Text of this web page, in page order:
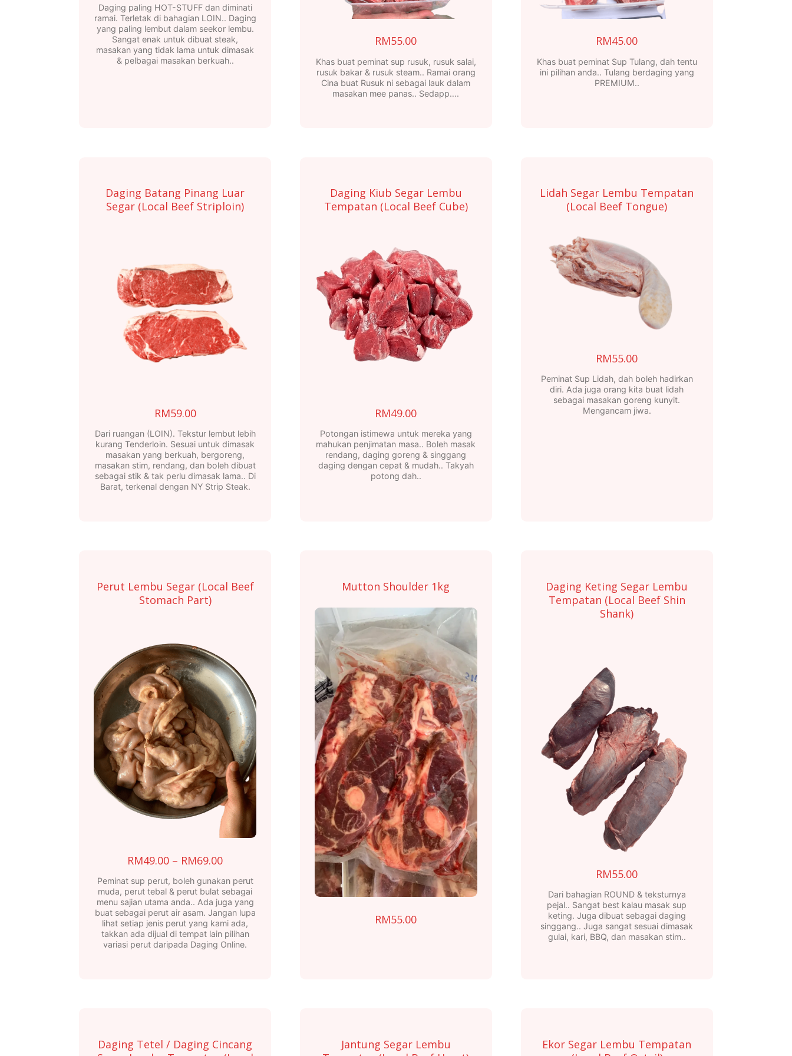
Daging paling HOT-STUFF dan diminati
ramai. Terletak di bahagian LOIN.. Daging
yang paling lembut dalam seekor lembu.
Sangat enak untuk dibuat steak,
masakan yang tidak lama untuk dimasak
& pelbagai masakan berkuah..
RM55.00
Khas buat peminat sup rusuk, rusuk salai,
rusuk bakar & rusuk steam.. Ramai orang
Cina buat Rusuk ni sebagai lauk dalam
masakan mee panas.. Sedapp….
RM45.00
Khas buat peminat Sup Tulang, dah tentu
ini pilihan anda.. Tulang berdaging yang
PREMIUM..
Daging Batang Pinang Luar
Segar (Local Beef Striploin)
RM59.00
Dari ruangan (LOIN). Tekstur lembut lebih
kurang Tenderloin. Sesuai untuk dimasak
masakan yang berkuah, bergoreng,
masakan stim, rendang, dan boleh dibuat
sebagai stik & tak perlu dimasak lama.. Di
Barat, terkenal dengan NY Strip Steak.
Daging Kiub Segar Lembu
Tempatan (Local Beef Cube)
RM49.00
Potongan istimewa untuk mereka yang
mahukan penjimatan masa.. Boleh masak
rendang, daging goreng & singgang
daging dengan cepat & mudah.. Takyah
potong dah..
Lidah Segar Lembu Tempatan
(Local Beef Tongue)
RM55.00
Peminat Sup Lidah, dah boleh hadirkan
diri. Ada juga orang kita buat lidah
sebagai masakan goreng kunyit.
Mengancam jiwa.
Perut Lembu Segar (Local Beef
Stomach Part)
RM49.00 – RM69.00Price
range:
RM49.00
through
RM69.00
Peminat sup perut, boleh gunakan perut
muda, perut tebal & perut bulat sebagai
menu sajian utama anda.. Ada juga yang
buat sebagai perut air asam. Jangan lupa
lihat setiap jenis perut yang kami ada,
takkan ada dijual di tempat lain pilihan
variasi perut daripada Daging Online.
The
Mutton Shoulder 1kg
RM55.00
Daging Keting Segar Lembu
Tempatan (Local Beef Shin
Shank)
RM55.00
Dari bahagian ROUND & teksturnya
pejal.. Sangat best kalau masak sup
keting. Juga dibuat sebagai daging
singgang.. Juga sangat sesuai dimasak
gulai, kari, BBQ, dan masakan stim..
Daging Tetel / Daging Cincang
Jantung Segar Lembu
Ekor Segar Lembu Tempatan